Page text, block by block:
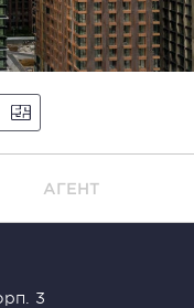
АГЕНТ
3